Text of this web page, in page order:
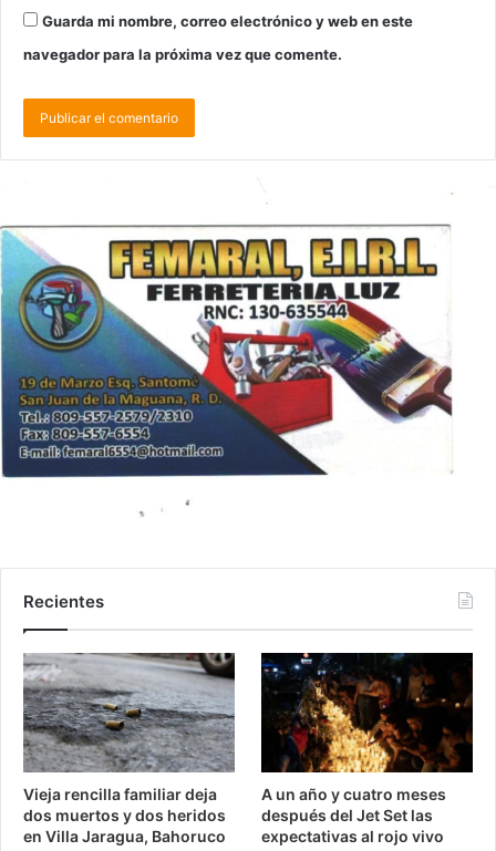
Guarda mi nombre, correo electrónico y web en este
navegador para la próxima vez que comente.
Recientes
Vieja rencilla familiar deja
dos muertos y dos heridos
en Villa Jaragua, Bahoruco
A un año y cuatro meses
después del Jet Set las
expectativas al rojo vivo